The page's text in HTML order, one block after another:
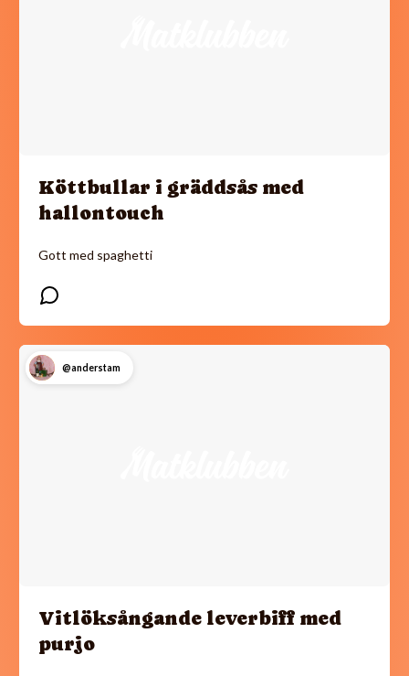
Köttbullar i gräddsås med
hallontouch
Gott med spaghetti
@anderstam
Vitlöksångande leverbiff med
purjo